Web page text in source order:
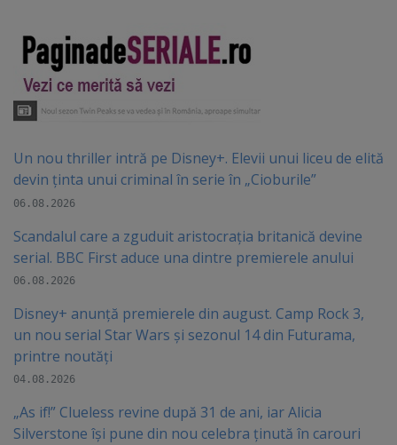
Un nou thriller intră pe Disney+. Elevii unui liceu de elită
devin ținta unui criminal în serie în „Cioburile”
06.08.2026
Scandalul care a zguduit aristocrația britanică devine
serial. BBC First aduce una dintre premierele anului
06.08.2026
Disney+ anunță premierele din august. Camp Rock 3,
un nou serial Star Wars și sezonul 14 din Futurama,
printre noutăți
04.08.2026
„As if!” Clueless revine după 31 de ani, iar Alicia
Silverstone își pune din nou celebra ținută în carouri